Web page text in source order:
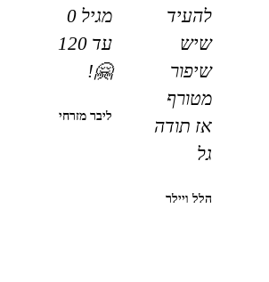
להעיד
שיש
שיפור
מטורף
אז תודה
גל
הלל ויילר
מגיל 0
עד 120
🤗!
ליבר מזרחי